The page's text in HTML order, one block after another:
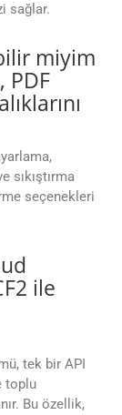
sağlar.
miyim
PDF
sıkıştırma
seçenekleri
ile
tek bir API
toplu
Bu özellik,